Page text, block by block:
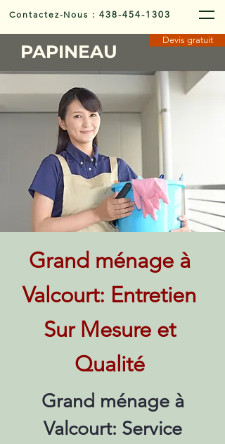
Contactez-Nous :438-454-1303
PAPINEAU
Devis gratuit
Grand ménage à
Valcourt: Entretien
Sur Mesure et
Qualité
Grand ménage à
Valcourt: Service